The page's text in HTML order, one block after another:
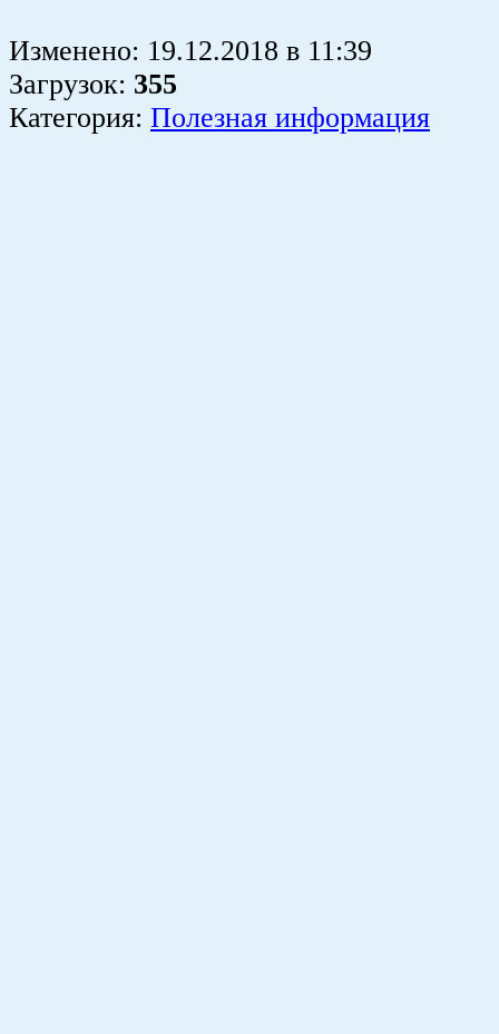
Изменено: 19.12.2018 в 11:39
Загрузок: 355
Категория: Полезная информация